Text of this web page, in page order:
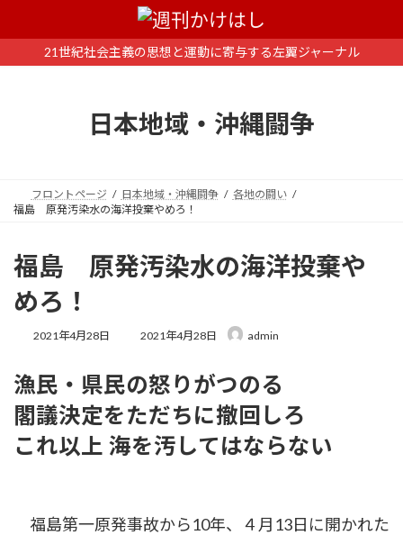
ン
ー
21世紀社会主義の思想と運動に寄与する左翼ジャーナル
日本地域・沖縄闘争
フロントページ 日本地域・沖縄闘争
各地の闘い
福島 原発汚染水の海洋投棄やめろ！
福島 原発汚染水の海洋投棄や
めろ！
2021年4月28日
最
新
日
時
:
2021年4月28日 admin
漁民・県民の怒りがつのる
閣議決定をただちに撤回しろ
これ以上 海を汚してはならない
福島第一原発事故から10年、４月13日に開かれた